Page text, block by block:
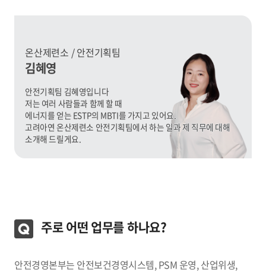
온산제련소 / 안전기획팀
김혜영
안전기획팀 김혜영입니다
저는 여러 사람들과 함께 할 때
에너지를 얻는 ESTP의 MBTI를 가지고 있어요.
고려아연 온산제련소 안전기획팀에서 하는 일과 제 직무에 대해
소개해 드릴게요.
주로 어떤 업무를 하나요?
안전경영본부는 안전보건경영시스템, PSM 운영, 산업위생,